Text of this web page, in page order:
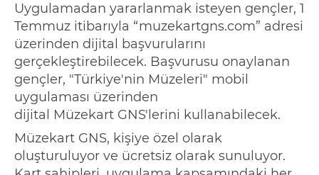
Uygulamadan yararlanmak isteyen gençler, 1
Temmuz itibarıyla “muzekartgns.com” adresi
üzerinden dijital başvurularını
gerçekleştirebilecek. Başvurusu onaylanan
gençler, "Türkiye'nin Müzeleri" mobil
uygulaması üzerinden
dijital Müzekart GNS'lerini kullanabilecek.
Müzekart GNS, kişiye özel olarak
oluşturuluyor ve ücretsiz olarak sunuluyor.